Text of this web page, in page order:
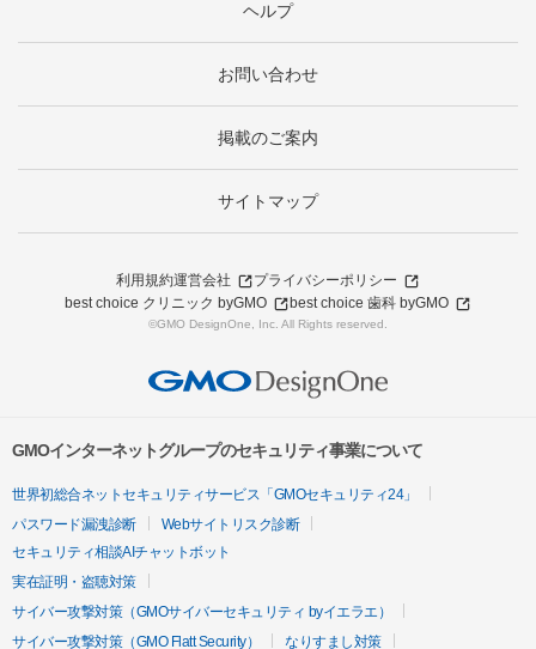
ヘルプ
お問い合わせ
掲載のご案内
サイトマップ
利用規約運営会社
プライバシーポリシー
best choice クリニック byGMO
best choice 歯科 byGMO
©GMO DesignOne, Inc. All Rights reserved.
GMOインターネットグループのセキュリティ事業について
世界初総合ネットセキュリティサービス「GMOセキュリティ24」
パスワード漏洩診断
Webサイトリスク診断
セキュリティ相談AIチャットボット
実在証明・盗聴対策
サイバー攻撃対策（GMOサイバーセキュリティ byイエラエ）
サイバー攻撃対策（GMO Flatt Security）
なりすまし対策